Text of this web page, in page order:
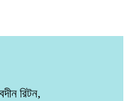
রিটন,